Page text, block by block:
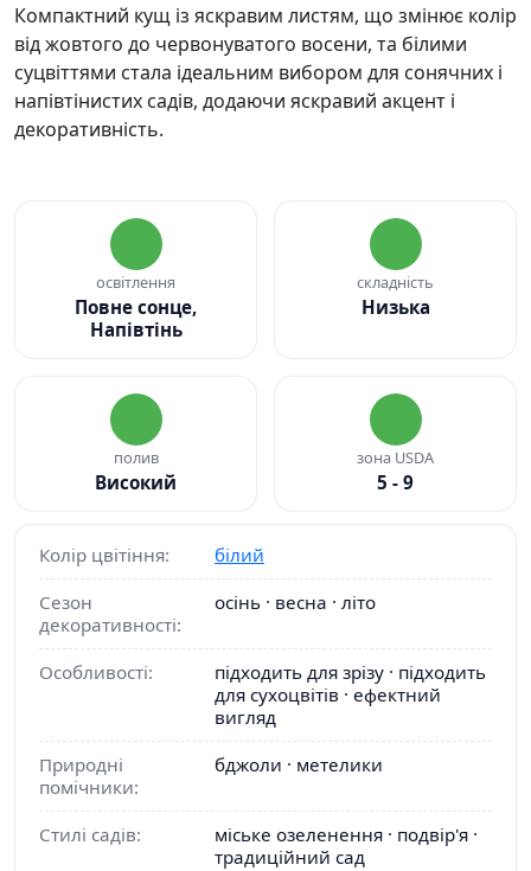
Компактний кущ із яскравим листям, що змінює колір
від жовтого до червонуватого восени, та білими
суцвіттями стала ідеальним вибором для сонячних і
напівтінистих садів, додаючи яскравий акцент і
декоративність.
освітлення
Повне сонце,
Напівтінь
складність
Низька
полив
Високий
зона USDA
5 - 9
Колір цвітіння:
білий
Сезон
декоративності:
осінь · весна · літо
Особливості:
підходить для зрізу · підходить
для сухоцвітів · ефектний
вигляд
Природні
помічники:
бджоли · метелики
Стилі садів:
міське озеленення · подвір'я ·
традиційний сад